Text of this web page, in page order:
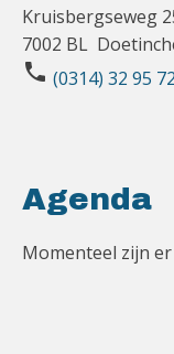
Kruisbergseweg
7002 BL
phone (0314) 32 95 72
Agenda
Momenteel zijn